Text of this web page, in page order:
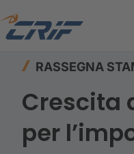
Home
RASSEGNA
Crescita
per